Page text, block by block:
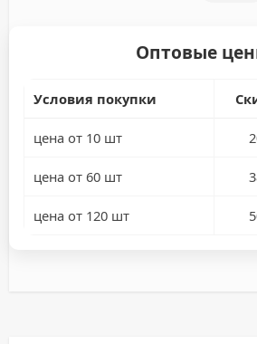
Оптовые
Условия покупки
цена от 10 шт
цена от 60 шт
цена от 120 шт